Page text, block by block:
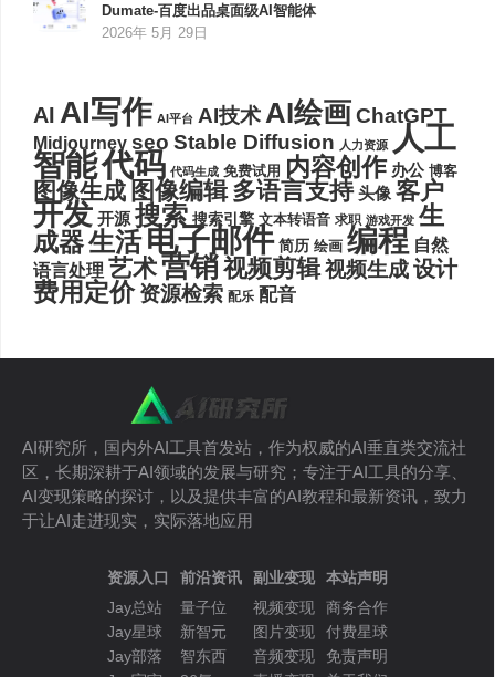
Dumate-百度出品桌面级AI智能体
2026年 5月 29日
AI AI写作 AI平台 AI技术AI绘画ChatGPT
Midjourney seo Stable Diffusion 人力资源 人工
智能代码 代码生成 免费试用 内容创作 办公 博客
图像生成 图像编辑 多语言支持 头像 客户
开发 开源 搜索 搜索引擎 文本转语音 求职 游戏开发 生
成器生活电子邮件 简历 绘画 编程 自然
语言处理 艺术营销视频剪辑视频生成设计
费用定价 资源检索 配乐 配音
AI研究所，国内外AI工具首发站，作为权威的AI垂直类交流社
区，长期深耕于AI领域的发展与研究；专注于AI工具的分享、
AI变现策略的探讨，以及提供丰富的AI教程和最新资讯，致力
于让AI走进现实，实际落地应用
资源入口
Jay总站
Jay星球
Jay部落
前沿资讯
量子位
新智元
智东西
副业变现
视频变现
图片变现
音频变现
本站声明
商务合作
付费星球
免责声明